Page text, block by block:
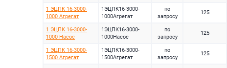
1 ЭЦПК 16-3000-
1000 Агрегат
1ЭЦПК16-3000-
1000Агрегат
по
запросу
125
1 ЭЦПК 16-3000-
1000 Насос
1ЭЦПК16-3000-
1000Насос
по
запросу
125
1 ЭЦПК 16-3000-
1500 Агрегат
1ЭЦПК16-3000-
1500Агрегат
по
запросу
125